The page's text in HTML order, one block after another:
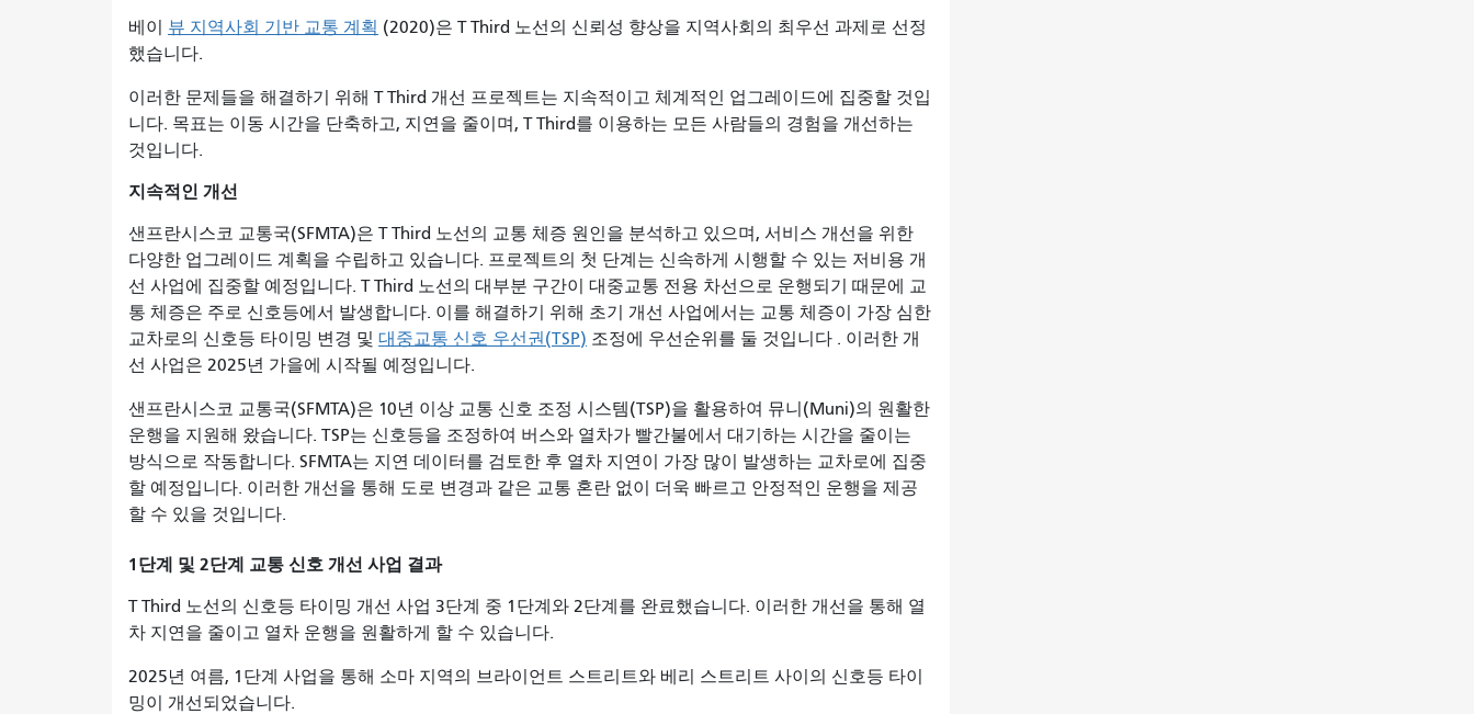
베이 뷰 지역사회 기반 교통 계획 (2020)은 T Third 노선의 신뢰성 향상을 지역사회의 최우선 과제로 선정
했습니다.
이러한 문제들을 해결하기 위해 T Third 개선 프로젝트는 지속적이고 체계적인 업그레이드에 집중할 것입
니다. 목표는 이동 시간을 단축하고, 지연을 줄이며, T Third를 이용하는 모든 사람들의 경험을 개선하는
것입니다.
지속적인 개선
샌프란시스코 교통국(SFMTA)은 T Third 노선의 교통 체증 원인을 분석하고 있으며, 서비스 개선을 위한
다양한 업그레이드 계획을 수립하고 있습니다. 프로젝트의 첫 단계는 신속하게 시행할 수 있는 저비용 개
선 사업에 집중할 예정입니다. T Third 노선의 대부분 구간이 대중교통 전용 차선으로 운행되기 때문에 교
통 체증은 주로 신호등에서 발생합니다. 이를 해결하기 위해 초기 개선 사업에서는 교통 체증이 가장 심한
교차로의 신호등 타이밍 변경 및 대중교통 신호 우선권(TSP) 조정에 우선순위를 둘 것입니다 . 이러한 개
선 사업은 2025년 가을에 시작될 예정입니다.
샌프란시스코 교통국(SFMTA)은 10년 이상 교통 신호 조정 시스템(TSP)을 활용하여 뮤니(Muni)의 원활한
운행을 지원해 왔습니다. TSP는 신호등을 조정하여 버스와 열차가 빨간불에서 대기하는 시간을 줄이는
방식으로 작동합니다. SFMTA는 지연 데이터를 검토한 후 열차 지연이 가장 많이 발생하는 교차로에 집중
할 예정입니다. 이러한 개선을 통해 도로 변경과 같은 교통 혼란 없이 더욱 빠르고 안정적인 운행을 제공
할 수 있을 것입니다.
1단계 및 2단계 교통 신호 개선 사업 결과
T Third 노선의 신호등 타이밍 개선 사업 3단계 중 1단계와 2단계를 완료했습니다. 이러한 개선을 통해 열
차 지연을 줄이고 열차 운행을 원활하게 할 수 있습니다.
2025년 여름, 1단계 사업을 통해 소마 지역의 브라이언트 스트리트와 베리 스트리트 사이의 신호등 타이
밍이 개선되었습니다.